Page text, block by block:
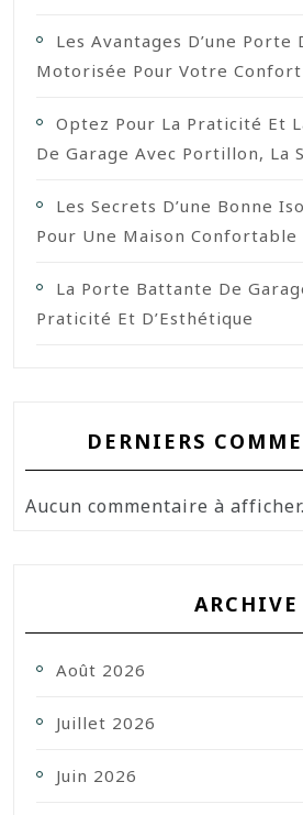
Les Avantages D’une Porte
Motorisée Pour Votre
Optez Pour La Praticité Et
De Garage Avec Portillon, La
Les Secrets D’une Bonne
Pour Une Maison Confortable
La Porte Battante De
Praticité Et D’Esthétique
DERNIERS
Aucun commentaire à afficher.
ARCHIVE
Août 2026
Juillet 2026
Juin 2026